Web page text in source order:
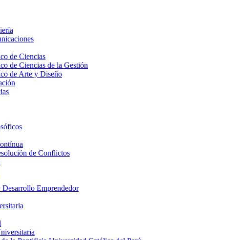
de Ciencias
de Ciencias de la Gestión
de Arte y Diseño
de Conflictos
Emprendedor